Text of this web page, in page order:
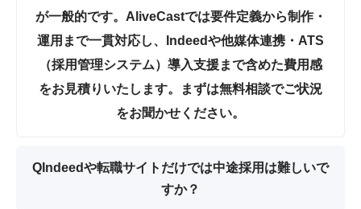
が一般的です。AliveCastでは要件定義から制作・
運用まで一貫対応し、Indeedや他媒体連携・ATS
（採用管理システム）導入支援まで含めた費用感
をお見積りいたします。まずは無料相談でご状況
をお聞かせください。
Q Indeedや転職サイトだけでは中途採用は難しいで
すか？